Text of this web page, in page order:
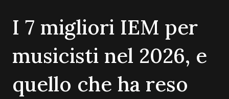
I 7 migliori IEM per
musicisti nel 2026, e
quello che ha reso